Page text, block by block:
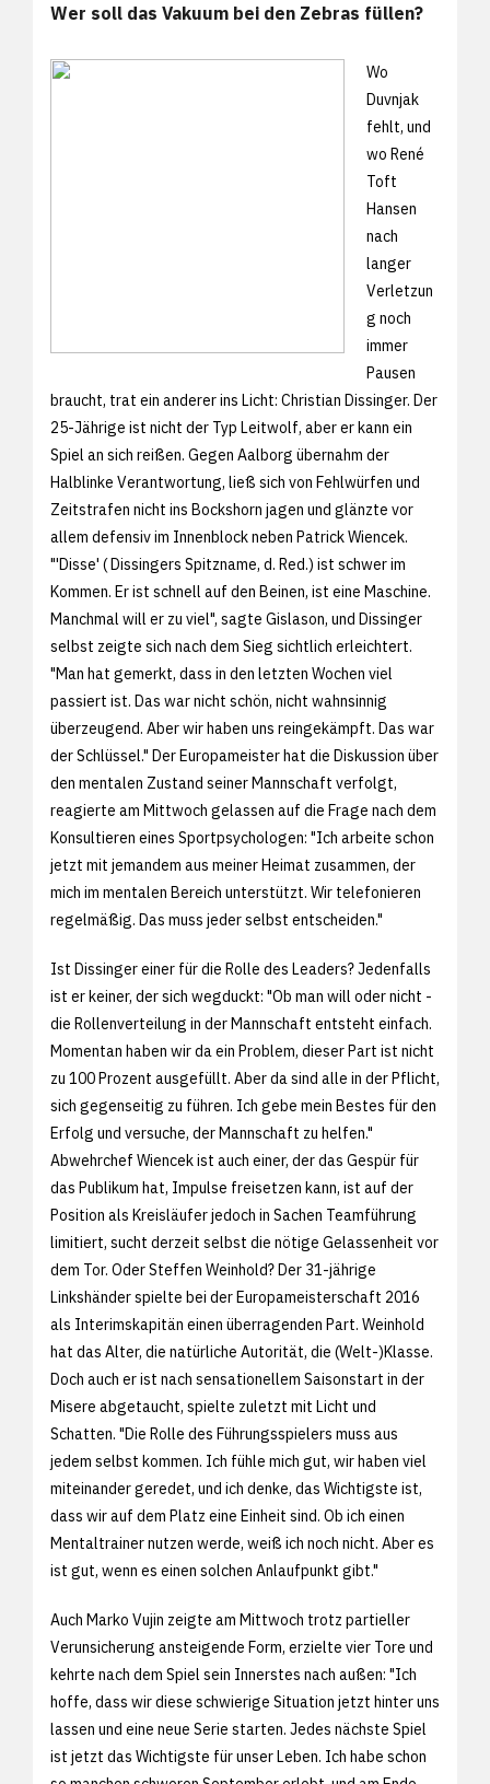
Wer soll das Vakuum bei den Zebras füllen?
Wo
Duvnjak
fehlt, und
wo René
Toft
Hansen
nach
langer
Verletzun
g noch
immer
Pausen
braucht, trat ein anderer ins Licht: Christian Dissinger. Der
25-Jährige ist nicht der Typ Leitwolf, aber er kann ein
Spiel an sich reißen. Gegen Aalborg übernahm der
Halblinke Verantwortung, ließ sich von Fehlwürfen und
Zeitstrafen nicht ins Bockshorn jagen und glänzte vor
allem defensiv im Innenblock neben Patrick Wiencek.
"'Disse' ( Dissingers Spitzname, d. Red.) ist schwer im
Kommen. Er ist schnell auf den Beinen, ist eine Maschine.
Manchmal will er zu viel", sagte Gislason, und Dissinger
selbst zeigte sich nach dem Sieg sichtlich erleichtert.
"Man hat gemerkt, dass in den letzten Wochen viel
passiert ist. Das war nicht schön, nicht wahnsinnig
überzeugend. Aber wir haben uns reingekämpft. Das war
der Schlüssel." Der Europameister hat die Diskussion über
den mentalen Zustand seiner Mannschaft verfolgt,
reagierte am Mittwoch gelassen auf die Frage nach dem
Konsultieren eines Sportpsychologen: "Ich arbeite schon
jetzt mit jemandem aus meiner Heimat zusammen, der
mich im mentalen Bereich unterstützt. Wir telefonieren
regelmäßig. Das muss jeder selbst entscheiden."
Ist Dissinger einer für die Rolle des Leaders? Jedenfalls
ist er keiner, der sich wegduckt: "Ob man will oder nicht -
die Rollenverteilung in der Mannschaft entsteht einfach.
Momentan haben wir da ein Problem, dieser Part ist nicht
zu 100 Prozent ausgefüllt. Aber da sind alle in der Pflicht,
sich gegenseitig zu führen. Ich gebe mein Bestes für den
Erfolg und versuche, der Mannschaft zu helfen."
Abwehrchef Wiencek ist auch einer, der das Gespür für
das Publikum hat, Impulse freisetzen kann, ist auf der
Position als Kreisläufer jedoch in Sachen Teamführung
limitiert, sucht derzeit selbst die nötige Gelassenheit vor
dem Tor. Oder Steffen Weinhold? Der 31-jährige
Linkshänder spielte bei der Europameisterschaft 2016
als Interimskapitän einen überragenden Part. Weinhold
hat das Alter, die natürliche Autorität, die (Welt-)Klasse.
Doch auch er ist nach sensationellem Saisonstart in der
Misere abgetaucht, spielte zuletzt mit Licht und
Schatten. "Die Rolle des Führungsspielers muss aus
jedem selbst kommen. Ich fühle mich gut, wir haben viel
miteinander geredet, und ich denke, das Wichtigste ist,
dass wir auf dem Platz eine Einheit sind. Ob ich einen
Mentaltrainer nutzen werde, weiß ich noch nicht. Aber es
ist gut, wenn es einen solchen Anlaufpunkt gibt."
Auch Marko Vujin zeigte am Mittwoch trotz partieller
Verunsicherung ansteigende Form, erzielte vier Tore und
kehrte nach dem Spiel sein Innerstes nach außen: "Ich
hoffe, dass wir diese schwierige Situation jetzt hinter uns
lassen und eine neue Serie starten. Jedes nächste Spiel
ist jetzt das Wichtigste für unser Leben. Ich habe schon